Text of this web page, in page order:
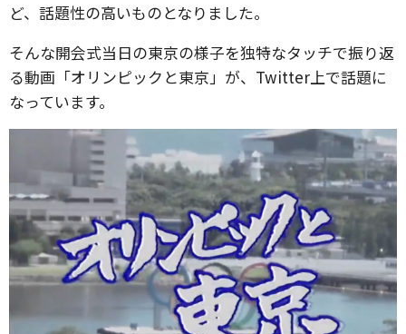
ど、話題性の高いものとなりました。
そんな開会式当日の東京の様子を独特なタッチで振り返
る動画「オリンピックと東京」が、Twitter上で話題に
なっています。